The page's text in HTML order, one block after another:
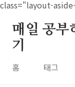
class="layout-
본문 바로가기
매일 공부
기
홈 태그